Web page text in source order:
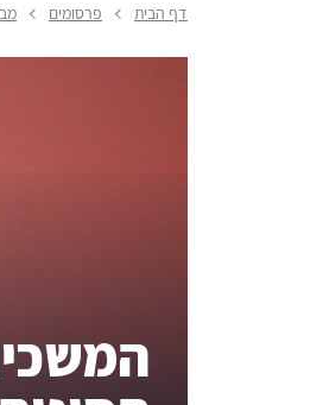
דף הבית פרסומים